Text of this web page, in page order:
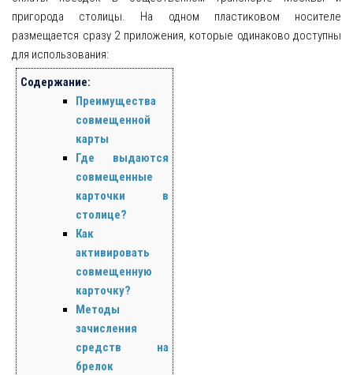
пригорода столицы. На одном пластиковом носителе
размещается сразу 2 приложения, которые одинаково доступны
для использования:
Содержание:
Преимущества
совмещенной
карты
Где выдаются
совмещенные
карточки в
столице?
Как
активировать
совмещенную
карточку?
Методы
зачисления
средств на
брелок